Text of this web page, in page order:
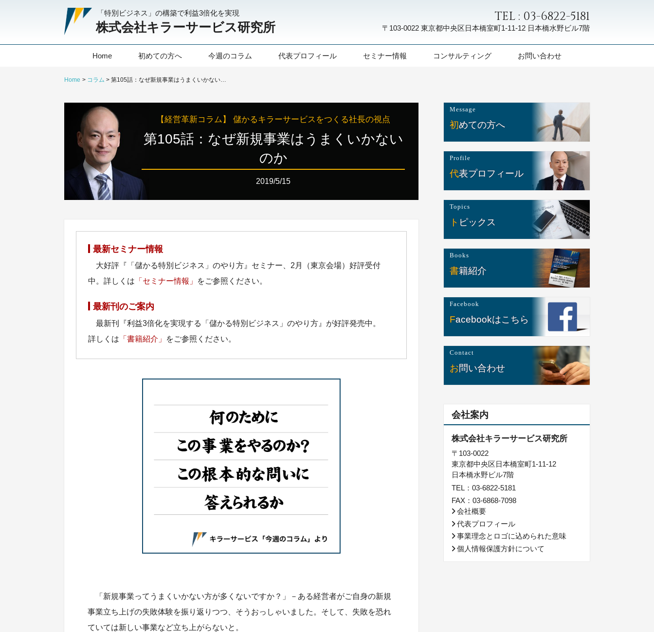
「特別ビジネス」の構築で利益3倍化を実現
株式会社キラーサービス研究所
TEL : 03-6822-5181
〒103-0022 東京都中央区日本橋室町1-11-12 日本橋水野ビル7階
Home 初めての方へ 今週のコラム 代表プロフィール セミナー情報 コンサルティング お問い合わせ
Home コラム
【経営革新コラム】 儲かるキラーサービスをつくる社長の視点
第105話：なぜ新規事業はうまくいかない
のか
2019/5/15
最新セミナー情報
大好評『「儲かる特別ビジネス」のやり方』セミナー、2月（東京会場）好評受付
中。詳しくは 「セミナー情報」 をご参照ください。
最新刊のご案内
最新刊『利益3倍化を実現する「儲かる特別ビジネス」のやり方』が好評発売中。
詳しくは 「書籍紹介」 をご参照ください。
「新規事業ってうまくいかない方が多くないですか？」－ある経営者がご自身の新規
事業立ち上げの失敗体験を振り返りつつ、そうおっしゃいました。そして、失敗を恐れ
ていては新しい事業など立ち上がらないと。
Message
初めての方へ
Profile
代表プロフィール
Topics
トピックス
Books
書籍紹介
Facebook
Facebookはこちら
Contact
お問い合わせ
会社案内
株式会社キラーサービス研究所
〒103-0022
東京都中央区日本橋室町1-11-12
日本橋水野ビル7階
TEL：03-6822-5181
FAX：03-6868-7098
会社概要
代表プロフィール
事業理念とロゴに込められた意味
個人情報保護方針について